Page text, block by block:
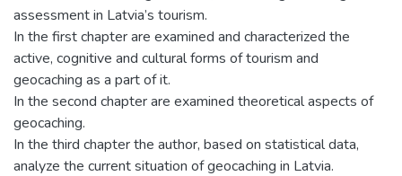
assessment in Latvia’s tourism.
In the first chapter are examined and characterized the
active, cognitive and cultural forms of tourism and
geocaching as a part of it.
In the second chapter are examined theoretical aspects of
geocaching.
In the third chapter the author, based on statistical data,
analyze the current situation of geocaching in Latvia.